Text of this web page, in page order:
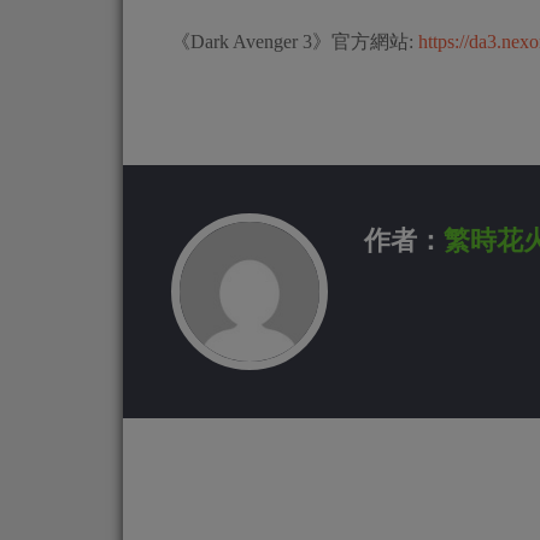
《Dark Avenger 3》官方網站: https://
作者： 繁時花